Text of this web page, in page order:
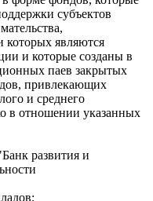
субъектов
которых являются
и которые созданы в
паев закрытых
привлекающих
и среднего
в отношении указанных
развития и